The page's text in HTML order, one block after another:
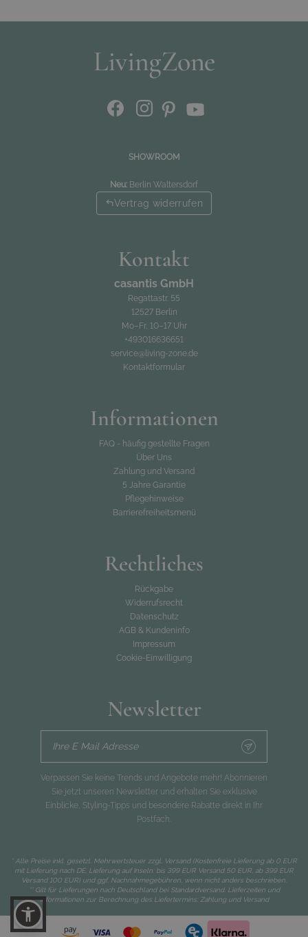
SHOWROOM
Neu: Berlin Waltersdorf
Vertrag widerrufen
Kontakt
casantis GmbH
Regattastr. 55
12527 Berlin
Mo–Fr, 10–17 Uhr
+493016636651
service@living-zone.de
Kontaktformular
Informationen
FAQ - häufig gestellte Fragen
Über Uns
Zahlung und Versand
5 Jahre Garantie
Pflegehinweise
Barrierefreiheitsmenü
Rechtliches
Rückgabe
Widerrufsrecht
Datenschutz
AGB & Kundeninfo
Impressum
Cookie-Einwilligung
Newsletter
Ihre E Mail Adresse
Verpassen Sie keine Trends und Angebote mehr! Abonnieren
Sie jetzt unseren Newsletter und erhalten Sie exklusive
Einblicke, Styling-Tipps und besondere Rabatte direkt in Ihr
Postfach.
* Alle Preise inkl. gesetzl. Mehrwertsteuer zzgl. Versand(Kostenfreie Lieferung ab 0 EUR
mit Lieferung nach DE, Lieferung auf Inseln: bis 399 EUR Versand 50 EUR, ab 399 EUR
Versand 100 EUR) und ggf. Nachnahmegebühren, wenn nicht anders beschrieben.
** Gilt für Lieferungen nach Deutschland bei Standardversand. Lieferzeiten und
Informationen zur Berechnung des Liefertermins: Zahlung und Versand